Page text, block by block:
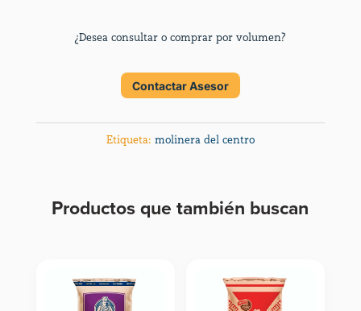
¿Desea consultar o comprar por volumen?
Contactar Asesor
Etiqueta: molinera del centro
Productos que también buscan